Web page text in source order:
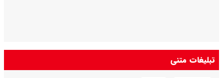
تبلیغات متنی